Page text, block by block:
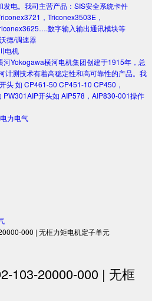
发电。我司主营产品：SIS安全系统卡件
，Triconex3503E，
数字输入输出通讯模块等
德/调速器
电机
河Yokogawa横河电机集团创建于1915年，总
计测技术有着高稳定性和高可靠性的产品。我
头 如 CP461-50 CP451-10 CP450，
PW301AIP开头如 AIP578，AIP830-001操作
力电气
000 | 无框力矩电机定子单元
103-20000-000 | 无框